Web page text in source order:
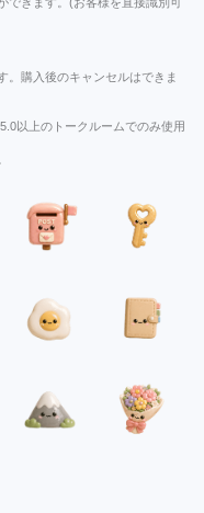
。購入後のキャンセルはできま
以上のトークルームでのみ使用